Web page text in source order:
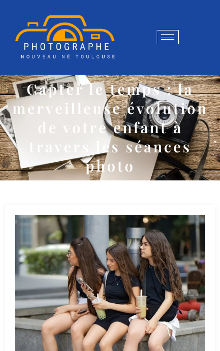
Capter le temps : la
merveilleuse évolution
de votre enfant à
travers les séances
photo